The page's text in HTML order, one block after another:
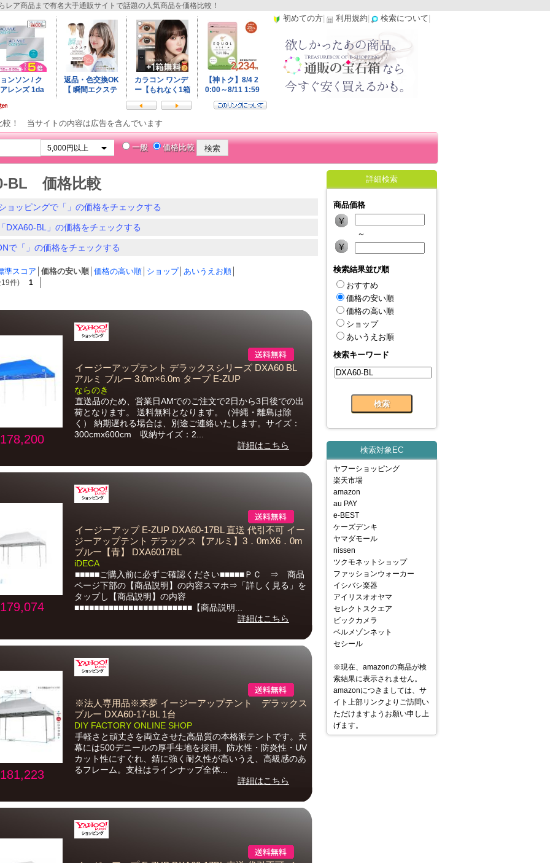
ア商品まで有名大手通販サイトで話題の人気商品を価格比較！
初めての方 利用規約 検索について
較！ 当サイトの内容は広告を含んでいます
一般 価格比較
BL 価格比較
ョッピングで「」の価格をチェックする
DXA60-BL」の価格をチェックする
で「」の価格をチェックする
準スコア 価格の安い順 価格の高い順 ショップ│ あいうえお順
件) 1
イージーアップテント デラックスシリーズ DXA60 BL
アルミ ブルー 3.0m×6.0m タープ E-ZUP
ならのき
直送品のため、営業日AMでのご注文で2日から3日後での出
荷となります。 送料無料となります。（沖縄・離島は除
く） 納期遅れる場合は、別途ご連絡いたします。サイズ：
300cmx600cm 収納サイズ：2...
詳細はこちら
イージーアップ E-ZUP DXA60-17BL 直送 代引不可 イー
ジーアップテント デラックス【アルミ】3．0mX6．0m
ブルー【青】 DXA6017BL
iDECA
■■■■■ご購入前に必ずご確認ください■■■■■ＰＣ ⇒ 商品
ページ下部の【商品説明】の内容スマホ⇒「詳しく見る」を
タップし【商品説明】の内容
■■■■■■■■■■■■■■■■■■■■■■■■【商品説明...
詳細はこちら
※法人専用品※来夢 イージーアップテント デラックス
ブルー DXA60-17-BL 1台
DIY FACTORY ONLINE SHOP
手軽さと頑丈さを両立させた高品質の本格派テントです。天
幕には500デニールの厚手生地を採用。防水性・防炎性・UV
カット性にすぐれ、錆に強く耐久性が高いうえ、高級感のあ
るフレーム。支柱はラインナップ全体...
詳細はこちら
詳細検索
商品価格
～
検索結果並び順
おすすめ
価格の安い順
価格の高い順
ショップ
あいうえお順
検索キーワード
検索対象EC
ヤフーショッピング
楽天市場
amazon
au PAY
e-BEST
ケーズデンキ
ヤマダモール
nissen
ツクモネットショップ
ファッションウォーカー
イシバシ楽器
アイリスオオヤマ
セレクトスクエア
ビックカメラ
ベルメゾンネット
セシール
※現在、amazonの商品が検
索結果に表示されません。
amazonにつきましては、サ
イト上部リンクよりご訪問い
ただけますようお願い申し上
げます。